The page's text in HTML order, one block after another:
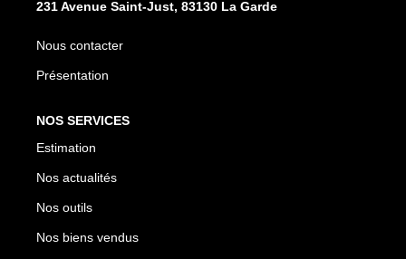
231 Avenue Saint-Just, 83130 La Garde
Nous contacter
Présentation
NOS SERVICES
Estimation
Nos actualités
Nos outils
Nos biens vendus